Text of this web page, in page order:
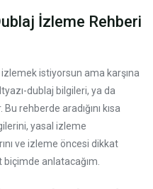
İzleme Rehberi
istiyorsun ama karşına
dublaj bilgileri, ya da
rehberde aradığını kısa
yasal izleme
ve izleme öncesi dikkat
anlatacağım.